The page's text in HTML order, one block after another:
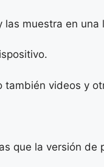
muestra en una
videos y
que la versión de